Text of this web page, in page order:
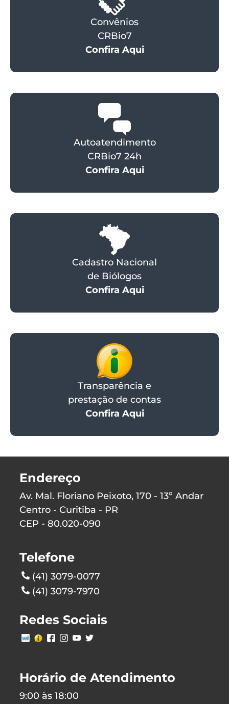
Convênios
CRBio7
Confira Aqui
Autoatendimento
CRBio7 24h
Confira Aqui
Cadastro Nacional
de Biólogos
Confira Aqui
Transparência e
prestação de contas
Confira Aqui
Endereço
Av. Mal. Floriano Peixoto, 170 - 13º Andar
Centro - Curitiba - PR
CEP - 80.020-090
Telefone
(41) 3079-0077
(41) 3079-7970
Redes Sociais
Horário de Atendimento
9:00 às 18:00